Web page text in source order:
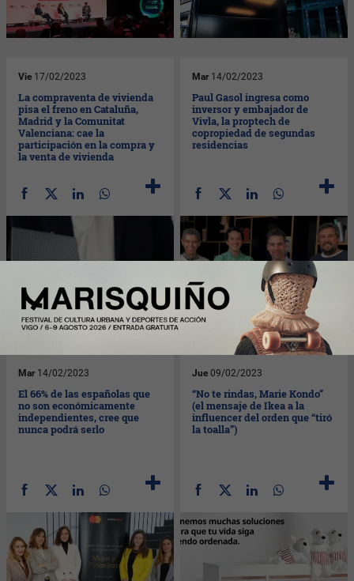
Vie 17/02/2023
La compraventa de vivienda
pisa el freno en Cataluña,
Madrid y la Comunitat
Valenciana: cae la
participación en la compra y
la venta de vivienda
Mar 14/02/2023
Paul Gasol ingresa como
inversor y embajador de
Vivla, la proptech de
copropiedad de segundas
residencias
Mar 14/02/2023
El 66% de las españolas que
no son económicamente
independientes, cree que
nunca podrá serlo
Jue 09/02/2023
“No te rindas, Marie Kondo”
(el mensaje de Ikea a la
influencer del orden que “tiró
la toalla”)